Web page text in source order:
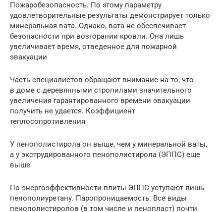
Пожаробезопасность. По этому параметру
удовлетворительные результаты демонстрирует только
минеральная вата. Однако, вата не обеспечивает
безопасности при возгорании кровли. Она лишь
увеличивает время, отведенное для пожарной
эвакуации
Часть специалистов обращают внимание на то, что
в доме с деревянными стропилами значительного
увеличения гарантированного времени эвакуации
получить не удается. Коэффициент
теплосопротивления
У пенополистирола он выше, чем у минеральной ваты,
а у экструдированного пенополистирола (ЭППС) еще
выше
По энергоэффективности плиты ЭППС уступают лишь
пенополиуретану. Паропроницаемость. Все виды
пенополистиролов (в том числе и пенопласт) почти